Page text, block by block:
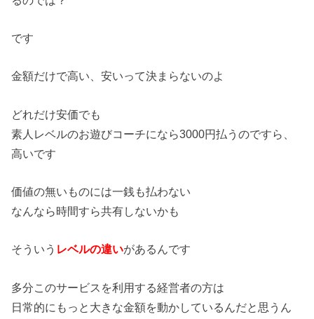
です
金額だけで高い、安いって決まらないのよ
どれだけ安価でも
素人レベルのお遊びコーチになら3000円払うのですら、
高いです
価値の無いものには一銭も払わない
なんなら時間すら共有しないかも
そういう レベルの違いがあるんです
多分このサービスを利用する経営者の方は
日常的にもっと大きな金額を動かしているんだと思うん